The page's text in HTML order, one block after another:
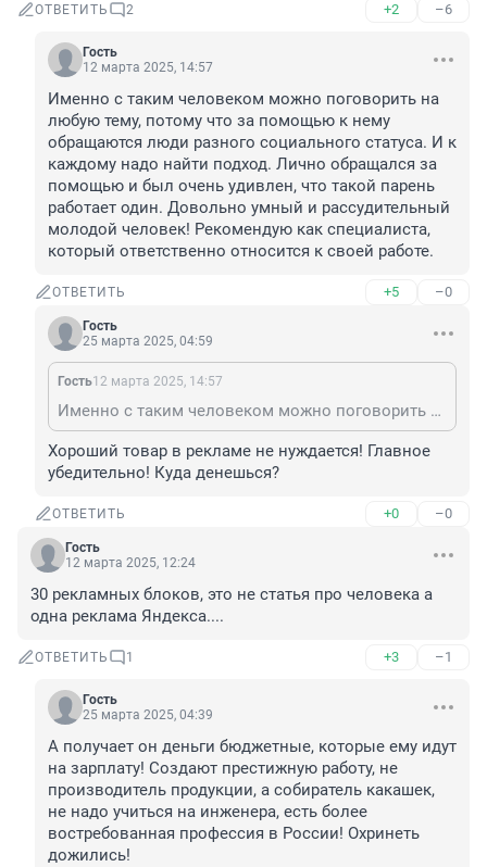
ОТВЕТИТЬ 2 +2 –6
Гость
12 марта 2025, 14:57
Именно с таким человеком можно поговорить на
любую тему, потому что за помощью к нему
обращаются люди разного социального статуса. И к
каждому надо найти подход. Лично обращался за
помощью и был очень удивлен, что такой парень
работает один. Довольно умный и рассудительный
молодой человек! Рекомендую как специалиста,
который ответственно относится к своей работе.
ОТВЕТИТЬ +5 –0
Гость
25 марта 2025, 04:59
Гость12 марта 2025, 14:57
Именно с таким человеком можно поговорить на любую тему, потому что за помощью к нему обращаются люди разного социального статуса. И к каждому надо найти подход. Лично обращался за помощью и был очень удивлен, что такой парень работает один. Довольно умный и рассудительный молодой человек! Рекомендую как специалиста, который ответственно относится к своей работе.
Хороший товар в рекламе не нуждается! Главное
убедительно! Куда денешься?
ОТВЕТИТЬ +0 –0
Гость
12 марта 2025, 12:24
30 рекламных блоков, это не статья про человека а
одна реклама Яндекса....
ОТВЕТИТЬ 1 +3 –1
Гость
25 марта 2025, 04:39
А получает он деньги бюджетные, которые ему идут
на зарплату! Создают престижную работу, не
производитель продукции, а собиратель какашек,
не надо учиться на инженера, есть более
востребованная профессия в России! Охринеть
дожились!